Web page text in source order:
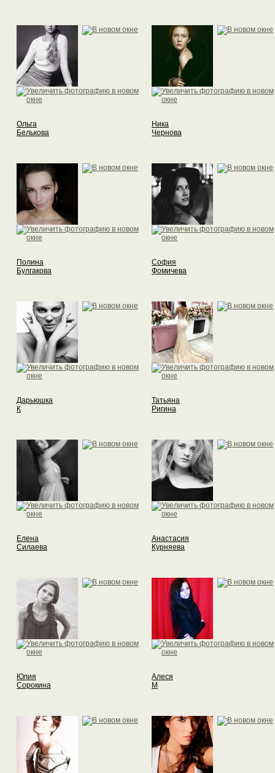
Ольга
Белькова
Ника
Чернова
Полина
Булгакова
София
Фомичева
Дарьюшка
К
Татьяна
Ригина
Елена
Силаева
Анастасия
Курняева
Юлия
Сорокина
Алеся
М